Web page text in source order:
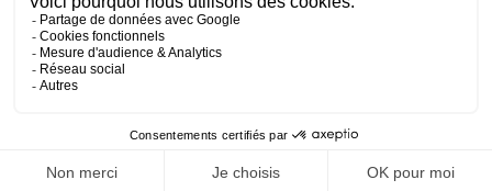
Mentions légales